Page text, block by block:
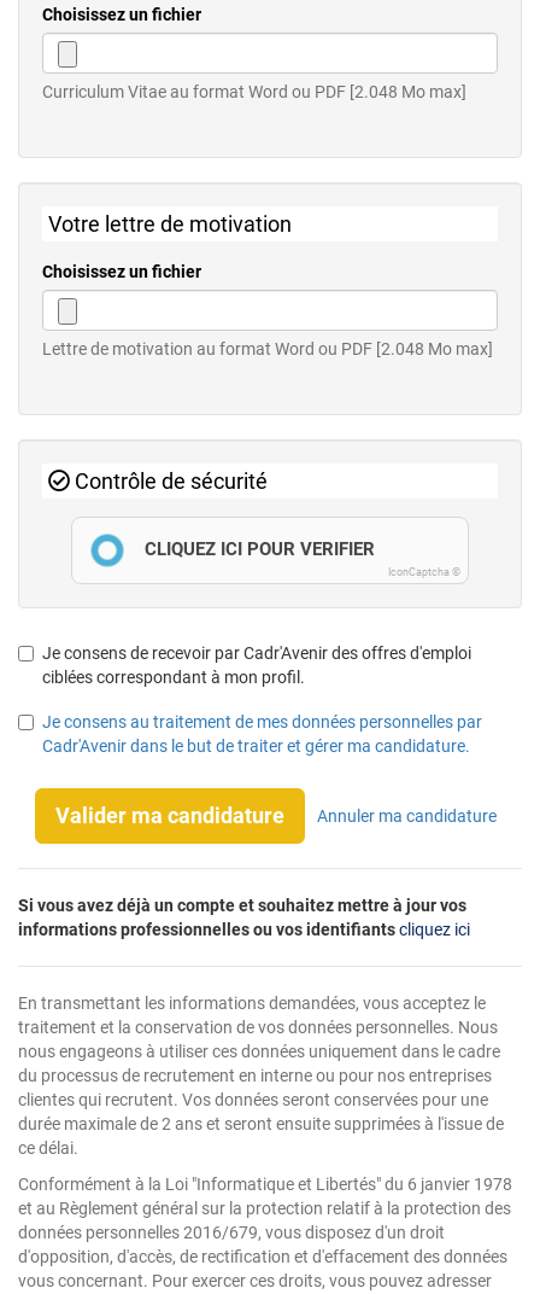
Choisissez un fichier
Curriculum Vitae au format Word ou PDF [2.048 Mo max]
Votre lettre de motivation
Choisissez un fichier
Lettre de motivation au format Word ou PDF [2.048 Mo max]
Contrôle de sécurité
IconCaptcha ©
CLIQUEZ ICI POUR VÉRIFIER
Je consens de recevoir par Cadr'Avenir des offres d'emploi
ciblées correspondant à mon profil.
Je consens au traitement de mes données personnelles par
Cadr'Avenir dans le but de traiter et gérer ma candidature.
Valider ma candidature Annuler ma candidature
Si vous avez déjà un compte et souhaitez mettre à jour vos
informations professionnelles ou vos identifiantscliquez ici
En transmettant les informations demandées, vous acceptez le
traitement et la conservation de vos données personnelles. Nous
nous engageons à utiliser ces données uniquement dans le cadre
du processus de recrutement en interne ou pour nos entreprises
clientes qui recrutent. Vos données seront conservées pour une
durée maximale de 2 ans et seront ensuite supprimées à l'issue de
ce délai.
Conformément à la Loi "Informatique et Libertés" du 6 janvier 1978
et au Règlement général sur la protection relatif à la protection des
données personnelles 2016/679, vous disposez d'un droit
d'opposition, d'accès, de rectification et d'effacement des données
vous concernant. Pour exercer ces droits, vous pouvez adresser